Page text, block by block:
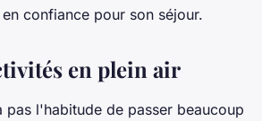
confiance pour son séjour.
en plein air
pas l'habitude de passer beaucoup